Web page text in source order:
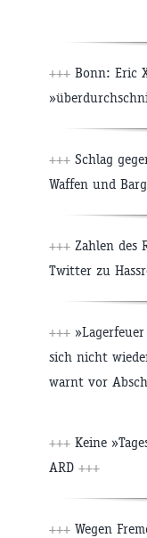
+++ Bonn: Eric
+++ Schlag
Waffen und
+++ Zahlen des
Twitter zu
+++
sich nicht
warnt vor
+++ Keine
ARD +++
+++ Wegen